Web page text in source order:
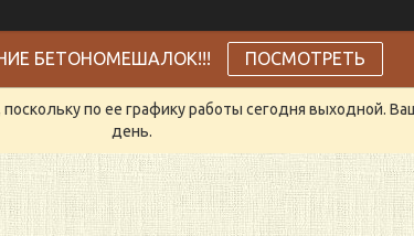
БЕТОНОМЕШАЛОК!!! ПОСМОТРЕТЬ
по ее графику работы сегодня выходной.
день.